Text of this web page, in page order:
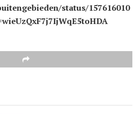
status/157616010